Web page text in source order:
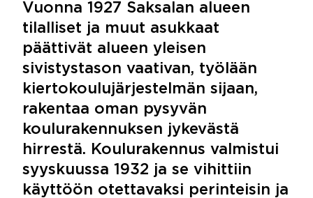
Vuonna 1927 Saksalan alueen
tilalliset ja muut asukkaat
päättivät alueen yleisen
sivistystason vaativan, työlään
kiertokoulujärjestelmän sijaan,
rakentaa oman pysyvän
koulurakennuksen jykevästä
hirrestä. Koulurakennus valmistui
syyskuussa 1932 ja se vihittiin
käyttöön otettavaksi perinteisin ja